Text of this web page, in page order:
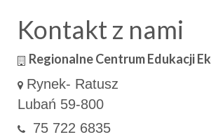
Kontakt z nami
Regionalne Centrum Edukacji
Rynek- Ratusz
Lubań 59-800
75 722 6835